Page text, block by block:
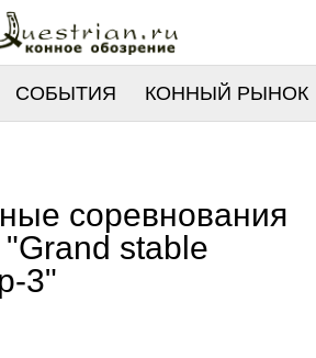
СОБЫТИЯ КОННЫЙ РЫНОК
соревнования
"Grand stable
3"